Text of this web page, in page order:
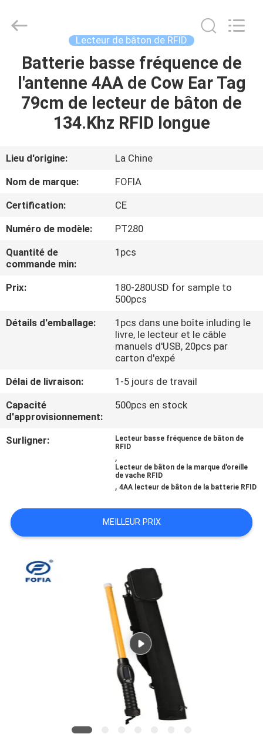
MAISON
PRODUITS
AU
DE
NOUS
VISITE
D'USINE
CONTRÔLE
CONTACTEZ-
NOUS
CITATION
PLAN
Technology
Reserved.
Lecteur de bâton de RFID
Batterie basse fréquence de
l'antenne 4AA de Cow Ear Tag
79cm de lecteur de bâton de
134.Khz RFID longue
Lieu d'origine:
La Chine
Nom de marque:
FOFIA
Certification:
CE
Numéro de modèle:
PT280
Quantité de
commande min:
1pcs
Prix:
180-280USD for sample to
500pcs
Détails d'emballage:
1pcs dans une boîte inluding le
livre, le lecteur et le câble
manuels d'USB, 20pcs par
carton d'expé
Délai de livraison:
1-5 jours de travail
Capacité
d'approvisionnement:
500pcs en stock
Surligner:
Lecteur basse fréquence de bâton de
RFID
,
Lecteur de bâton de la marque d'oreille
de vache RFID
,4AA lecteur de bâton de la batterie RFID
MEILLEUR PRIX